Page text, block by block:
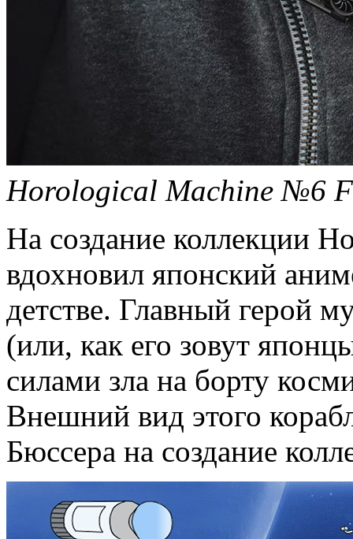
Horological Machine №6
На создание коллекции
вдохновил японский
детстве. Главный герой
(или, как его зовут
силами зла на борту
Внешний вид этого
Бюссера на создание